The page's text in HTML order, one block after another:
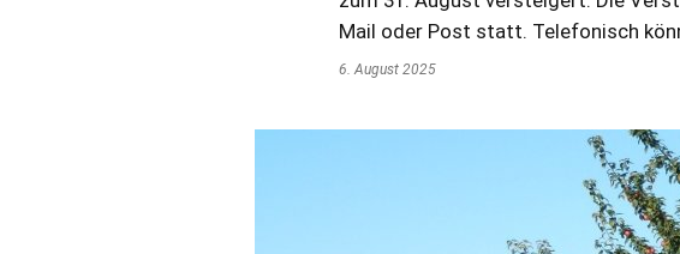
Mail oder Post statt. Telefonisch
6. August 2025